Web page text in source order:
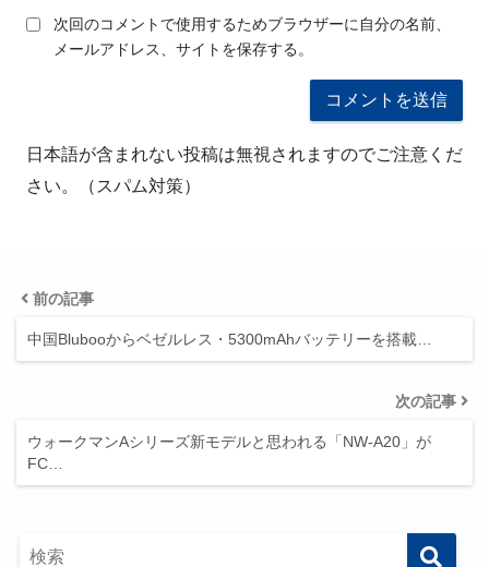
次回のコメントで使用するためブラウザーに自分の名前、
メールアドレス、サイトを保存する。
日本語が含まれない投稿は無視されますのでご注意くだ
さい。（スパム対策）
前の記事
中国Blubooからベゼルレス・5300mAhバッテリーを搭載…
次の記事
ウォークマンAシリーズ新モデルと思われる「NW-A20」が
FC…